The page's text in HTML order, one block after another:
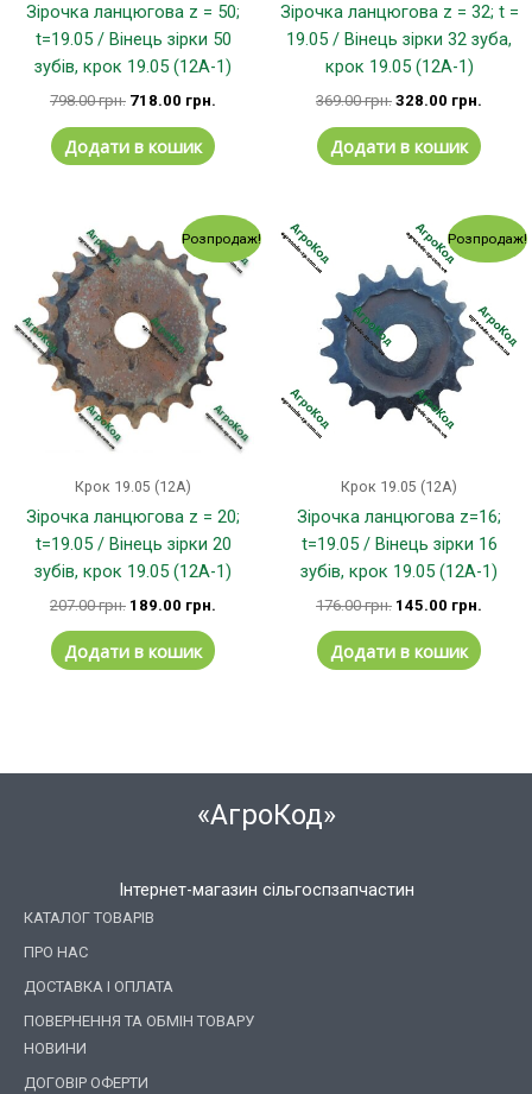
Зірочка ланцюгова z = 50;
t=19.05 / Вінець зірки 50
зубів, крок 19.05 (12А-1)
798.00грн. 718.00 грн.
Додати в кошик
Зірочка ланцюгова z = 32; t =
19.05 / Вінець зірки 32 зуба,
крок 19.05 (12А-1)
369.00грн. 328.00 грн.
Додати в кошик
Розпродаж!
Крок 19.05 (12А)
Зірочка ланцюгова z = 20;
t=19.05 / Вінець зірки 20
зубів, крок 19.05 (12А-1)
207.00грн.
Оригінальна
ціна:
207.00 грн..
189.00 грн.
Поточна
ціна:
189.00 грн..
Додати в кошик
Розпродаж!
Крок 19.05 (12А)
Зірочка ланцюгова z=16;
t=19.05 / Вінець зірки 16
зубів, крок 19.05 (12А-1)
176.00грн.
Оригінальна
ціна:
176.00 грн..
145.00 грн.
ціна:
Додати в кошик
«АгроКод»
Інтернет-магазин сільгоспзапчастин
КАТАЛОГ ТОВАРІВ
ПРО НАС
ДОСТАВКА І ОПЛАТА
ПОВЕРНЕННЯ ТА ОБМІН ТОВАРУ
НОВИНИ
ДОГОВІР ОФЕРТИ